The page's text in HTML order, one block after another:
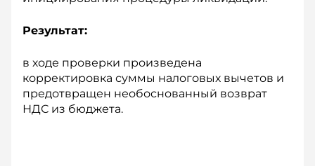
Результат:
в ходе проверки произведена
корректировка суммы налоговых вычетов и
предотвращен необоснованный возврат
НДС из бюджета.